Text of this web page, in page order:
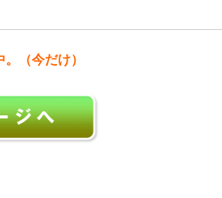
（今だけ）